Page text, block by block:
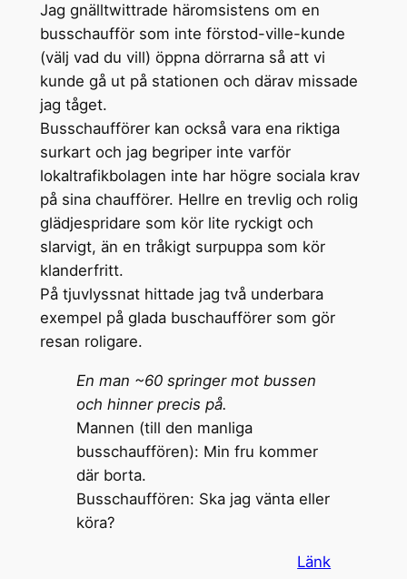
Jag gnälltwittrade häromsistens om en
busschaufför som inte förstod-ville-kunde
(välj vad du vill) öppna dörrarna så att vi
kunde gå ut på stationen och därav missade
jag tåget.
Busschaufförer kan också vara ena riktiga
surkart och jag begriper inte varför
lokaltrafikbolagen inte har högre sociala krav
på sina chaufförer. Hellre en trevlig och rolig
glädjespridare som kör lite ryckigt och
slarvigt, än en tråkigt surpuppa som kör
klanderfritt.
På tjuvlyssnat hittade jag två underbara
exempel på glada buschaufförer som gör
resan roligare.
En man ~60 springer mot bussen
och hinner precis på.
Mannen (till den manliga
busschauffören): Min fru kommer
där borta.
Busschauffören: Ska jag vänta eller
köra?
Länk